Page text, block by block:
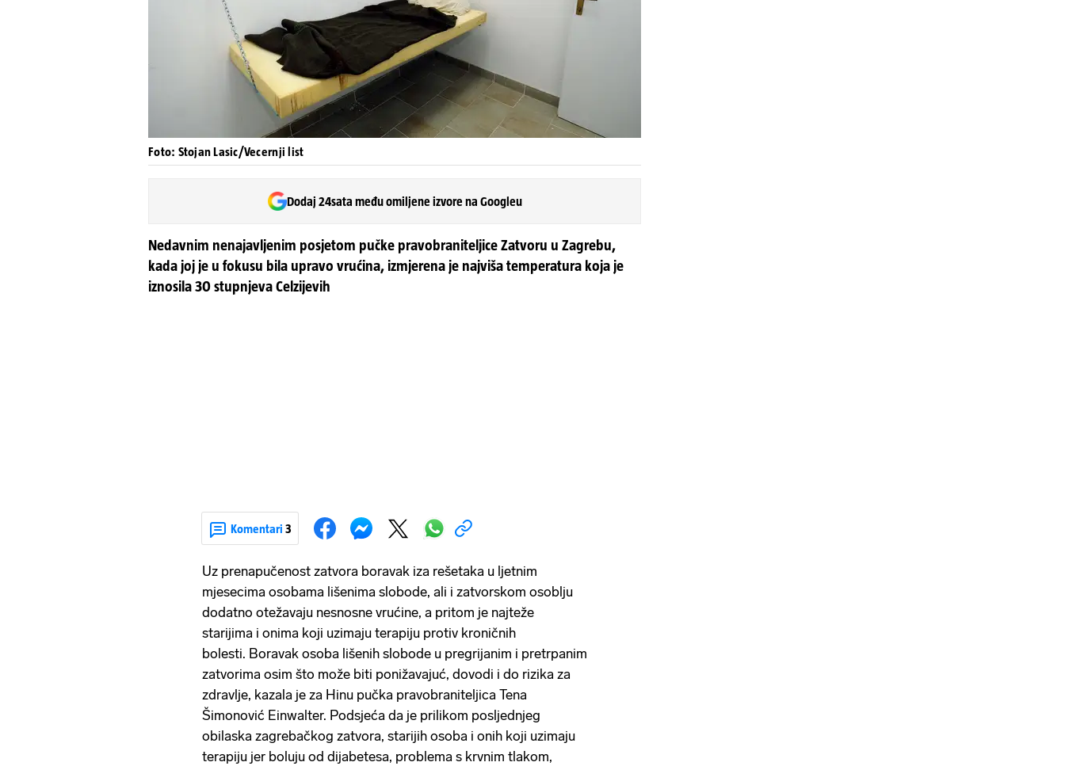
Foto: Stojan Lasic/Vecernji list
Dodaj 24sata među omiljene izvore na Googleu
Nedavnim nenajavljenim posjetom pučke pravobraniteljice Zatvoru u Zagrebu,
kada joj je u fokusu bila upravo vrućina, izmjerena je najviša temperatura koja je
iznosila 30 stupnjeva Celzijevih
Komentari 3
Uz prenapučenost zatvora boravak iza rešetaka u ljetnim
mjesecima osobama lišenima slobode, ali i zatvorskom osoblju
dodatno otežavaju nesnosne vrućine, a pritom je najteže
starijima i onima koji uzimaju terapiju protiv kroničnih
bolesti. Boravak osoba lišenih slobode u pregrijanim i pretrpanim
zatvorima osim što može biti ponižavajuć, dovodi i do rizika za
zdravlje, kazala je za Hinu pučka pravobraniteljica Tena
Šimonović Einwalter. Podsjeća da je prilikom posljednjeg
obilaska zagrebačkog zatvora, starijih osoba i onih koji uzimaju
terapiju jer boluju od dijabetesa, problema s krvnim tlakom,